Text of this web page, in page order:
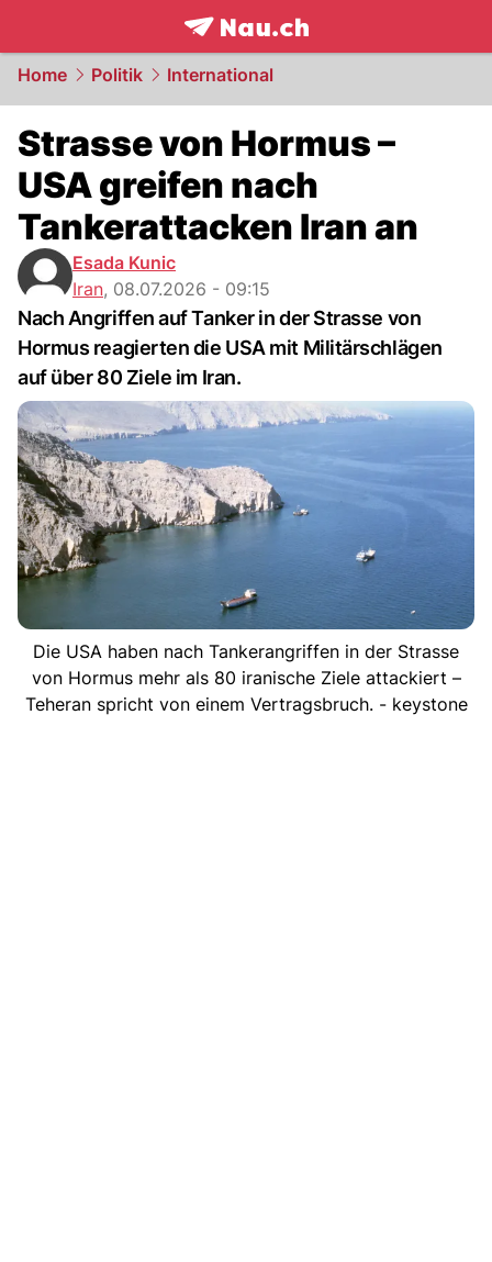
frontpage.NAU.ch
Home Politik International
Strasse von Hormus –
USA greifen nach
Tankerattacken Iran an
Esada Kunic
Iran, 08.07.2026 - 09:15
Nach Angriffen auf Tanker in der Strasse von
Hormus reagierten die USA mit Militärschlägen
auf über 80 Ziele im Iran.
Die USA haben nach Tankerangriffen in der Strasse
von Hormus mehr als 80 iranische Ziele attackiert –
Teheran spricht von einem Vertragsbruch. - keystone